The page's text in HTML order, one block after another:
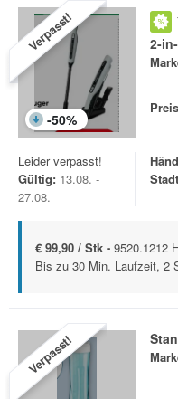
Verpasst!
-50%
2-
Leider verpasst!
Gültig: 13.08. -
27.08.
€ 99,90 / Stk - 9520.1212
Bis zu 30 Min. Laufzeit, 2
Verpasst!